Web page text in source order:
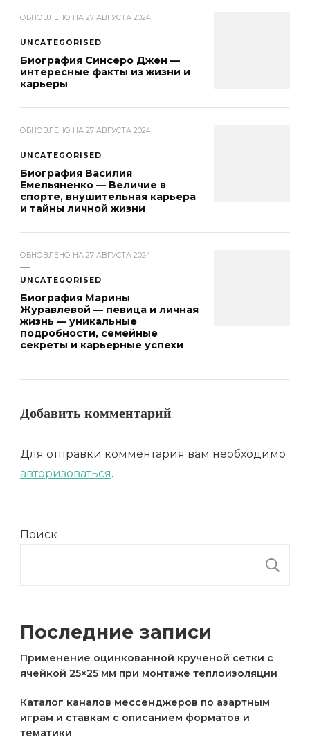
ОБНОВЛЕНО НА 27 АВГУСТА 2024
UNCATEGORISED
Биография Синсеро Джен —
интересные факты из жизни и
карьеры
ОБНОВЛЕНО НА 27 АВГУСТА 2024
UNCATEGORISED
Биография Василия
Емельяненко — Величие в
спорте, внушительная карьера
и тайны личной жизни
ОБНОВЛЕНО НА 27 АВГУСТА 2024
UNCATEGORISED
Биография Марины
Журавлевой — певица и личная
жизнь — уникальные
подробности, семейные
секреты и карьерные успехи
Добавить комментарий
Для отправки комментария вам необходимо
авторизоваться.
Поиск
Последние записи
Применение оцинкованной крученой сетки с
ячейкой 25×25 мм при монтаже теплоизоляции
Каталог каналов мессенджеров по азартным
играм и ставкам с описанием форматов и
тематики